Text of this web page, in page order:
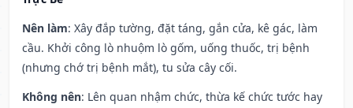
Nên làm: Xây đắp tường, đặt táng, gắn cửa, kê gác, làm
cầu. Khởi công lò nhuộm lò gốm, uống thuốc, trị bệnh
(nhưng chớ trị bệnh mắt), tu sửa cây cối.
Không nên: Lên quan nhậm chức, thừa kế chức tước hay